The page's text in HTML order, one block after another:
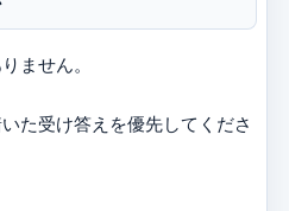
ません。
た受け答えを優先してくださ